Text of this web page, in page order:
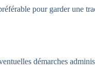
pour garder une
démarches